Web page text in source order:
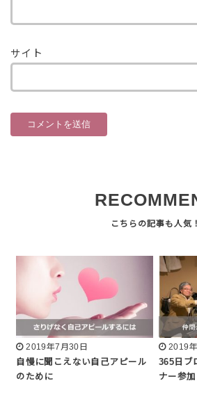
サイト
2019年7月30日
自慢に聞こえない自己アピール
のために
2019
365日ブ
ナー参加